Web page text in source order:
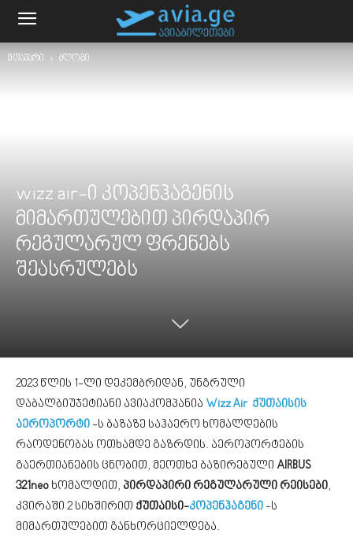
მთავარი ბლოგი
wizz air-ი კოპენჰაგენის
მიმართულებით პირდაპირ
რეგულარულ ფრენებს
შეასრულებს
2023 წლის 1-ლი დეკემბრიდან, უნგრული
დაბალბიუჯეტიანი ავიაკომპანია Wizz Air ქუთაისის
აეროპორტი -ს ბაზაზე საჰაერო ხომალდების
რაოდენობას ოთხამდე გაზრდის. აეროპორტების
გაერთიანების ცნობით, მეოთხე ბაზირებული AIRBUS
321neo ხომალდით, პირდაპირი რეგულარული რეისები,
კვირაში 2 სიხშირით ქუთაისი-კოპენჰაგენი -ს
მიმართულებით განხორციელდება.